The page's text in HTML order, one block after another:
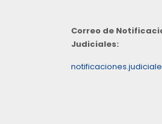
Correo de
Judiciales: